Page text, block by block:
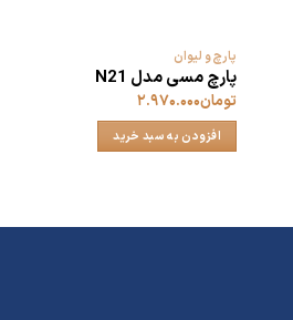
پارچ و لیوان
پارچ مسی مدل N21
تومان۲.۹۷۰.۰۰۰
افزودن به سبد خرید